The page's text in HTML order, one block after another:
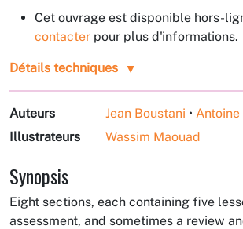
Cet ouvrage est disponible hors-
contacter pour plus d'informations.
Détails techniques
Auteurs Jean Boustani •
Illustrateurs
Wassim Maouad
Synopsis
Eight sections, each containing five
assessment, and sometimes a review